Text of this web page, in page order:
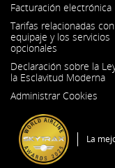
Facturación electrónica
Tarifas relacionadas
equipaje y los servicios
opcionales
Declaración sobre la
la Esclavitud Moderna
Administrar Cookies
La